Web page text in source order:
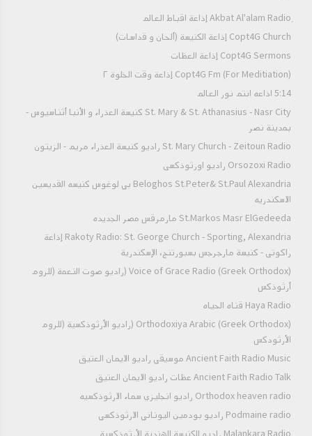
LCB:Hegumen Daniel Azer Comparison
Jesus & Adamالقمص دانيال عازر مقارنه المسيح
مع ادم
LCB:Old Testament Prophecies about
المسيح
LCB:On ُProphecies in old testaments
القديم جزء الاول
LCB:On ُProphecies in old testaments
Part 2 القمص دانيال عازر عناصر نبوات العهد
LCB:On ُElements Of St.Paul Letters Part
جزء الاول
2 القمص دانيال عازر عناصر رسائل بولس الرسول
جزء الثاني
Copt4G Church إذاعة الكنيسة (ألحان و قداسات)
Copt4G Sermons إذاعة العظات
Copt4G Fm (For Meditiation) إذاعة وقت الخلوة ٢
5:14 اذاعه انتم نور العالم
St. Mary & St. Athanasius - Nasr City كنيسة العذراء و الأنبا أثناسيوس -
بمدينة نصر
St. Mary Church - Zeitoun Radio راديو كنيسة العذراء مريم - الزيتون
Orsozoxi Radio راديو اورثوذكسى
Beloghos St.Peter& St.Paul Alexandria بي لوغوس كنيسه القديسين
الاسكندريه
St.Markos Masr ElGedeeda مارمرقس مصر الجديده
Rakoty Radio: St. George Church - Sporting, Alexandria إذاعة
راكوتى - كنيسة مارجرجس بسبورتنج، الإسكندرية
Voice of Grace Radio (Greek Orthodox) (راديو صوت النعمة (للروم
أرثوذكس
Haya Radio قناه الحياه
Orthodoxiya Arabic (Greek Orthodox) (راديو الأرثوذكسية (للروم
الأرثودكس
Ancient Faith Radio Music موسيقي راديو الايمان العتيق
Ancient Faith Radio Talk عظات راديو الايمان العتيق
Orthodox heaven radio راديو انجليزي سماء الارثوذكسيه
Podmaine radio راديو بودمين اليوناني الارثوذكسي